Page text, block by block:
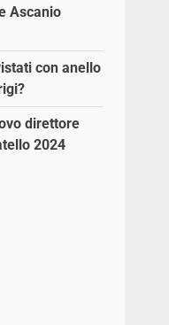
Ascanio
con anello
direttore
2024